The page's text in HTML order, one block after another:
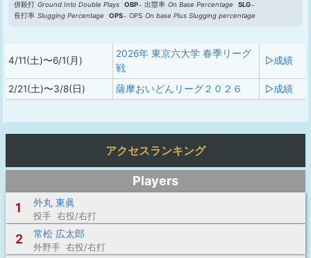
併殺打 Ground Into Double Plays OBP 出塁率 On Base Percentage
SLG
長打率 Slugging Percentage OPS OPS On base Plus Slugging percentage
4/11(土)〜6/1(月)
2026年 東京六大学 春季リーグ
戦
▷成績
2/21(土)〜3/8(日) 薩摩おいどんリーグ２０２６ ▷成績
アクセスランキング
Players
1
外丸 東眞
投手 右投/右打
2 常松 広太郎
外野手 右投/右打